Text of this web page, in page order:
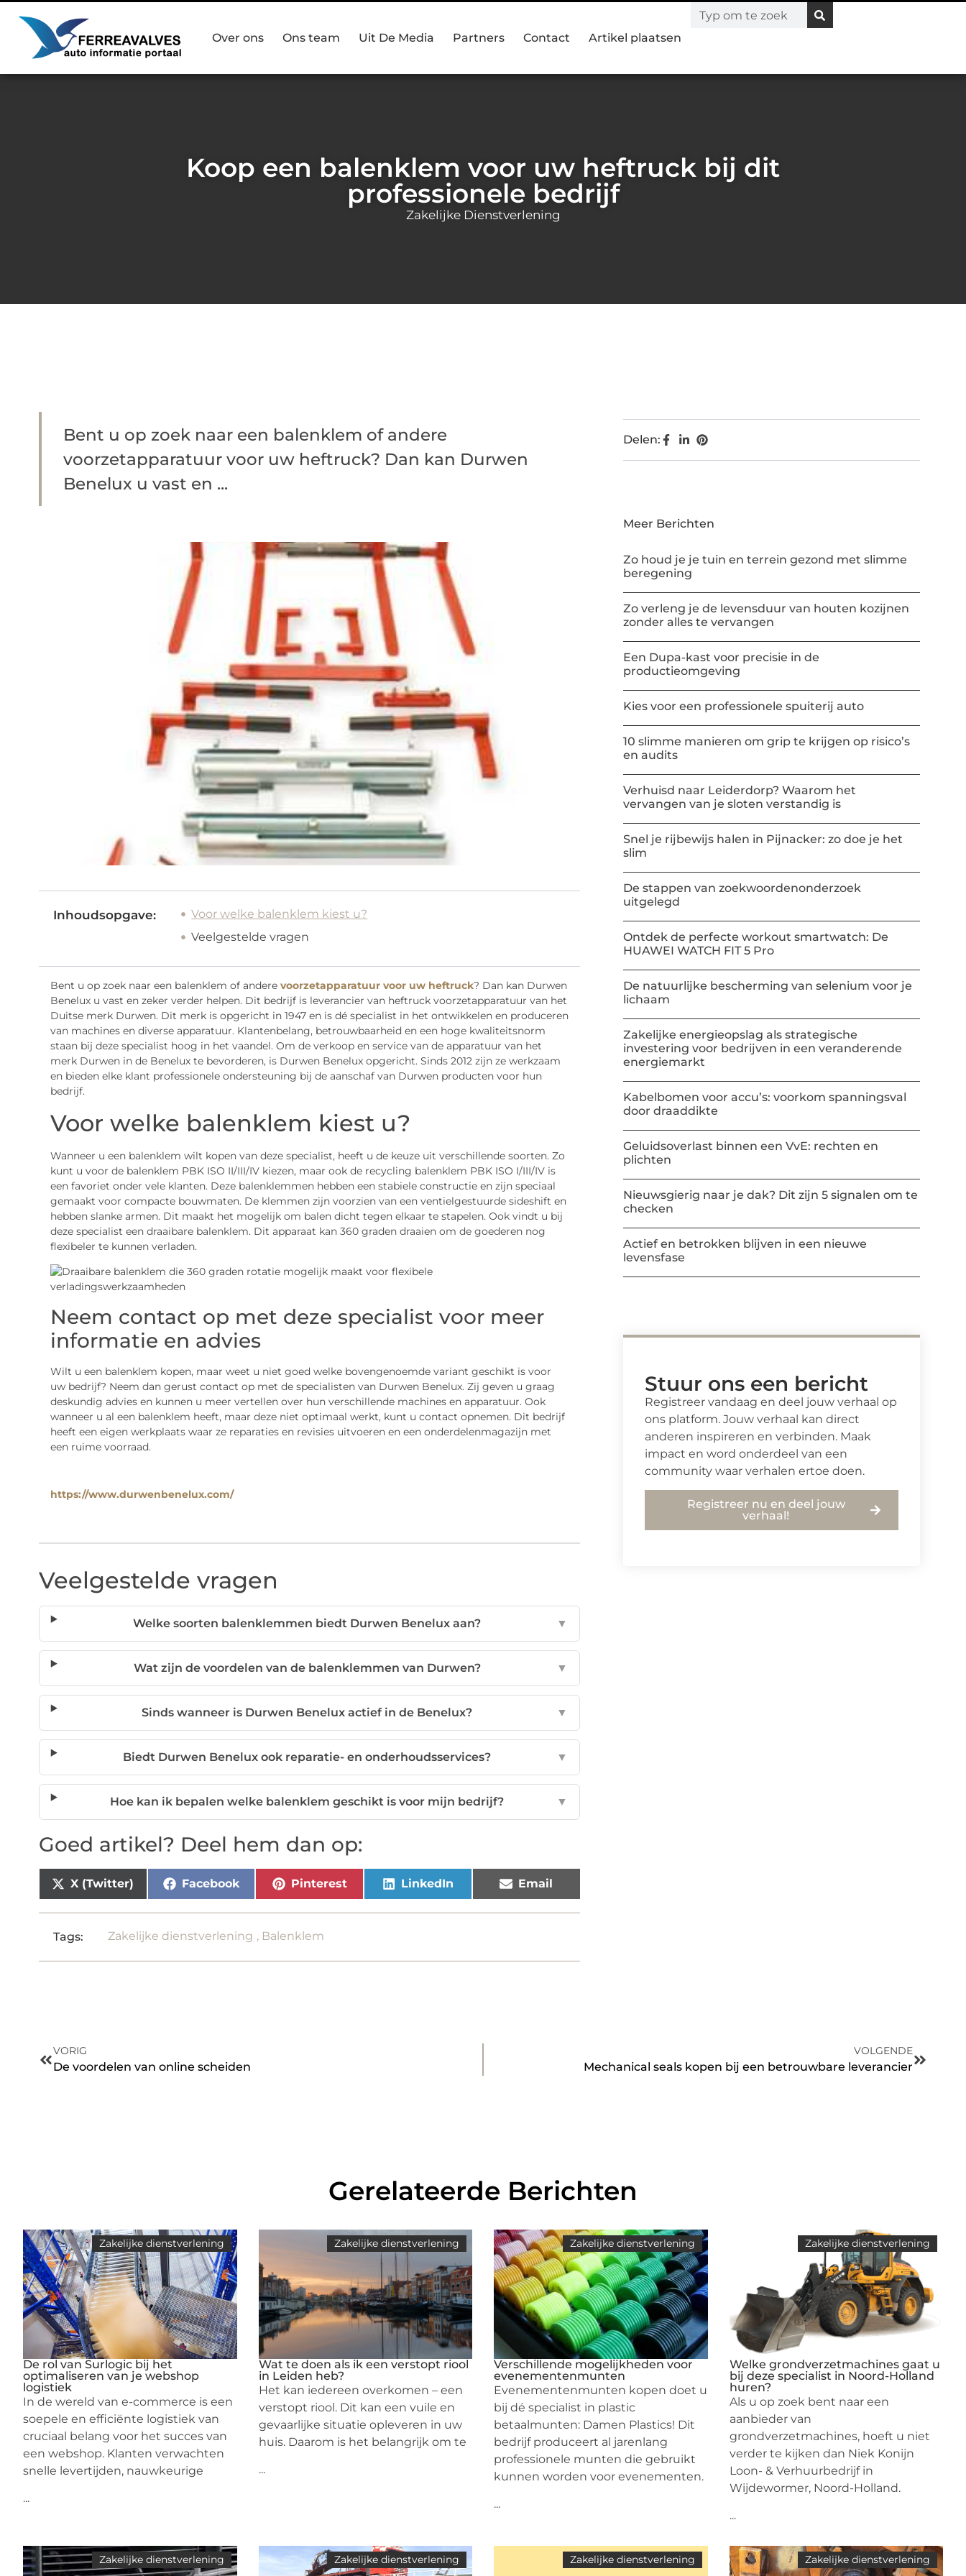
Over ons Ons team Uit De Media Partners Contact Artikel plaatsen
Koop een balenklem voor uw heftruck bij dit
professionele bedrijf
Zakelijke Dienstverlening
Bent u op zoek naar een balenklem of andere
voorzetapparatuur voor uw heftruck? Dan kan Durwen
Benelux u vast en ...
Inhoudsopgave:
Voor welke balenklem kiest u?
Veelgestelde vragen
Bent u op zoek naar een balenklem of andere voorzetapparatuur voor uw heftruck? Dan kan Durwen
Benelux u vast en zeker verder helpen. Dit bedrijf is leverancier van heftruck voorzetapparatuur van het
Duitse merk Durwen. Dit merk is opgericht in 1947 en is dé specialist in het ontwikkelen en produceren
van machines en diverse apparatuur. Klantenbelang, betrouwbaarheid en een hoge kwaliteitsnorm
staan bij deze specialist hoog in het vaandel. Om de verkoop en service van de apparatuur van het
merk Durwen in de Benelux te bevorderen, is Durwen Benelux opgericht. Sinds 2012 zijn ze werkzaam
en bieden elke klant professionele ondersteuning bij de aanschaf van Durwen producten voor hun
bedrijf.
Voor welke balenklem kiest u?
Wanneer u een balenklem wilt kopen van deze specialist, heeft u de keuze uit verschillende soorten. Zo
kunt u voor de balenklem PBK ISO II/III/IV kiezen, maar ook de recycling balenklem PBK ISO I/III/IV is
een favoriet onder vele klanten. Deze balenklemmen hebben een stabiele constructie en zijn speciaal
gemaakt voor compacte bouwmaten. De klemmen zijn voorzien van een ventielgestuurde sideshift en
hebben slanke armen. Dit maakt het mogelijk om balen dicht tegen elkaar te stapelen. Ook vindt u bij
deze specialist een draaibare balenklem. Dit apparaat kan 360 graden draaien om de goederen nog
flexibeler te kunnen verladen.
Neem contact op met deze specialist voor meer
informatie en advies
Wilt u een balenklem kopen, maar weet u niet goed welke bovengenoemde variant geschikt is voor
uw bedrijf? Neem dan gerust contact op met de specialisten van Durwen Benelux. Zij geven u graag
deskundig advies en kunnen u meer vertellen over hun verschillende machines en apparatuur. Ook
wanneer u al een balenklem heeft, maar deze niet optimaal werkt, kunt u contact opnemen. Dit bedrijf
heeft een eigen werkplaats waar ze reparaties en revisies uitvoeren en een onderdelenmagazijn met
een ruime voorraad.
https://www.durwenbenelux.com/
Veelgestelde vragen
Welke soorten balenklemmen biedt Durwen Benelux aan? ▼
Wat zijn de voordelen van de balenklemmen van Durwen? ▼
Sinds wanneer is Durwen Benelux actief in de Benelux? ▼
Biedt Durwen Benelux ook reparatie- en onderhoudsservices? ▼
Hoe kan ik bepalen welke balenklem geschikt is voor mijn bedrijf? ▼
Goed artikel? Deel hem dan op:
X (Twitter) Facebook Pinterest LinkedIn Email
Tags: Zakelijke dienstverlening , Balenklem
Delen:
Meer Berichten
Zo houd je je tuin en terrein gezond met slimme
beregening
Zo verleng je de levensduur van houten kozijnen
zonder alles te vervangen
Een Dupa-kast voor precisie in de
productieomgeving
Kies voor een professionele spuiterij auto
10 slimme manieren om grip te krijgen op risico’s
en audits
Verhuisd naar Leiderdorp? Waarom het
vervangen van je sloten verstandig is
Snel je rijbewijs halen in Pijnacker: zo doe je het
slim
De stappen van zoekwoordenonderzoek
uitgelegd
Ontdek de perfecte workout smartwatch: De
HUAWEI WATCH FIT 5 Pro
De natuurlijke bescherming van selenium voor je
lichaam
Zakelijke energieopslag als strategische
investering voor bedrijven in een veranderende
energiemarkt
Kabelbomen voor accu’s: voorkom spanningsval
door draaddikte
Geluidsoverlast binnen een VvE: rechten en
plichten
Nieuwsgierig naar je dak? Dit zijn 5 signalen om te
checken
Actief en betrokken blijven in een nieuwe
levensfase
Stuur ons een bericht
Registreer vandaag en deel jouw verhaal op
ons platform. Jouw verhaal kan direct
anderen inspireren en verbinden. Maak
impact en word onderdeel van een
community waar verhalen ertoe doen.
Registreer nu en deel jouw
verhaal!
VORIG
De voordelen van online scheiden
VOLGENDE
Mechanical seals kopen bij een betrouwbare leverancier
Gerelateerde Berichten
Zakelijke dienstverlening
De rol van Surlogic bij het
optimaliseren van je webshop
logistiek
In de wereld van e-commerce is een
soepele en efficiënte logistiek van
cruciaal belang voor het succes van
een webshop. Klanten verwachten
snelle levertijden, nauwkeurige
...
Zakelijke dienstverlening
Wat te doen als ik een verstopt riool
in Leiden heb?
Het kan iedereen overkomen – een
verstopt riool. Dit kan een vuile en
gevaarlijke situatie opleveren in uw
huis. Daarom is het belangrijk om te
...
Zakelijke dienstverlening
Verschillende mogelijkheden voor
evenementenmunten
Evenementenmunten kopen doet u
bij dé specialist in plastic
betaalmunten: Damen Plastics! Dit
bedrijf produceert al jarenlang
professionele munten die gebruikt
kunnen worden voor evenementen.
...
Zakelijke dienstverlening
Welke grondverzetmachines gaat u
bij deze specialist in Noord-Holland
huren?
Als u op zoek bent naar een
aanbieder van
grondverzetmachines, hoeft u niet
verder te kijken dan Niek Konijn
Loon- & Verhuurbedrijf in
Wijdewormer, Noord-Holland.
...
Zakelijke dienstverlening Zakelijke dienstverlening Zakelijke dienstverlening Zakelijke dienstverlening